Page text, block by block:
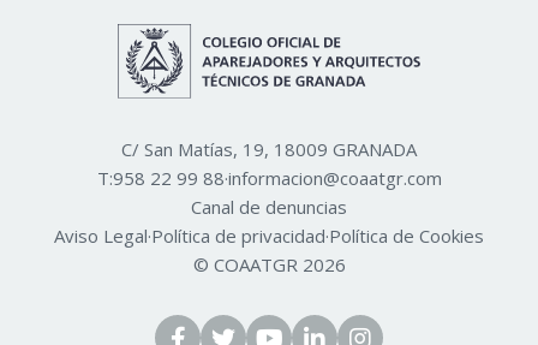
C/ San Matías, 19, 18009 GRANADA
T:958 22 99 88·informacion@coaatgr.com
Canal de denuncias
Aviso Legal·Política de privacidad·Política de Cookies
© COAATGR 2026